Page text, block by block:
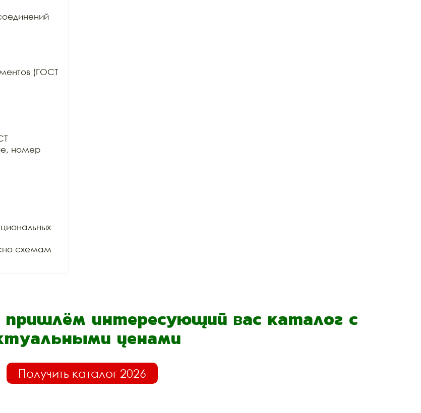
(ГОСТ
номер
схемам
интересующий вас каталог с
ценами
Получить каталог 2026